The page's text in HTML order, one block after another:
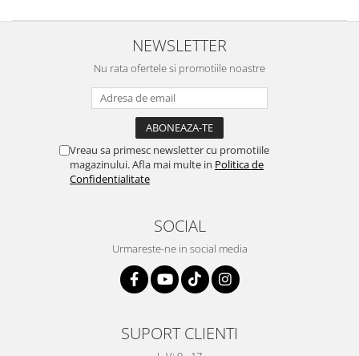
NEWSLETTER
Nu rata ofertele si promotiile noastre
Vreau sa primesc newsletter cu promotiile
magazinului. Afla mai multe in Politica de
Confidentialitate
SOCIAL
Urmareste-ne in social media
SUPORT CLIENTI